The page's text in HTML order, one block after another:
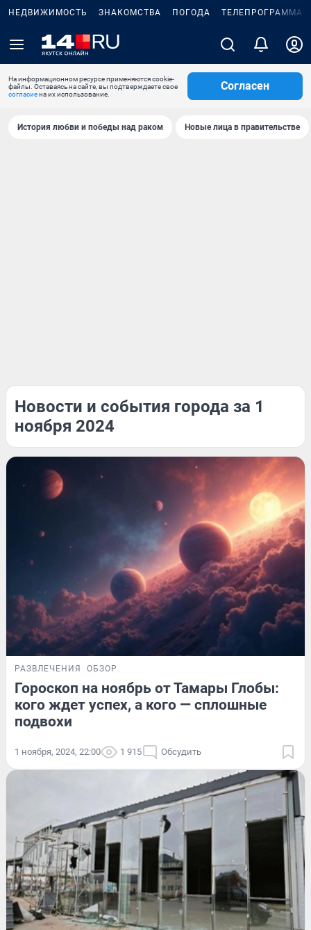
НЕДВИЖИМОСТЬ ЗНАКОМСТВА ПОГОДА ТЕЛЕПРОГРАММА
На информационном ресурсе применяются cookie-
файлы. Оставаясь на сайте, вы подтверждаете свое
согласиена их использование.
Согласен
История любви и победы над раком Новые лица в правительстве
Новости и события города за 1
ноября 2024
РАЗВЛЕЧЕНИЯ ОБЗОР
Гороскоп на ноябрь от Тамары Глобы:
кого ждет успех, а кого — сплошные
подвохи
1 ноября, 2024, 22:00 1 915 Обсудить